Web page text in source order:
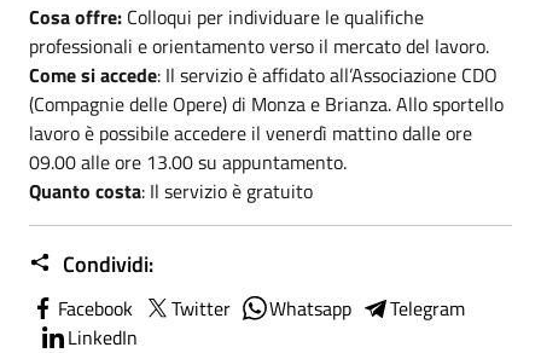
Cosa offre: Colloqui per individuare le qualifiche
professionali e orientamento verso il mercato del lavoro.
Come si accede: Il servizio è affidato all’Associazione CDO
(Compagnie delle Opere) di Monza e Brianza. Allo sportello
lavoro è possibile accedere il venerdì mattino dalle ore
09.00 alle ore 13.00 su appuntamento.
Quanto costa: Il servizio è gratuito
Condividi:
Facebook Twitter Whatsapp
Telegram
LinkedIn